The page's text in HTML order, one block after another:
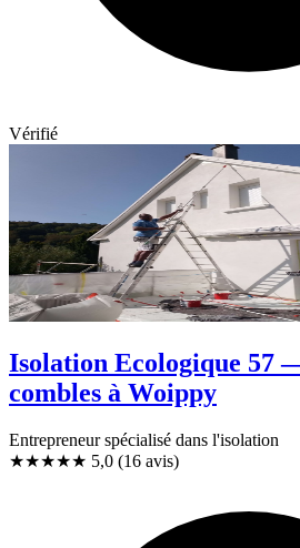
Vérifié
Isolation Ecologique 57
combles à Woippy
Entrepreneur spécialisé dans l'isolation
★★★★★ 5,0 (16 avis)